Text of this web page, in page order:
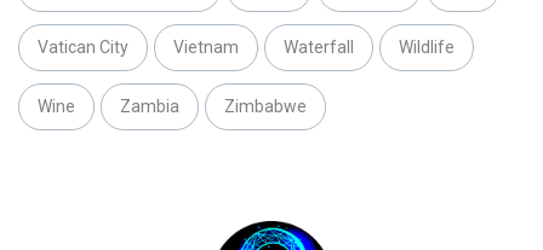
Vatican City Vietnam Waterfall Wildlife
Wine Zambia Zimbabwe